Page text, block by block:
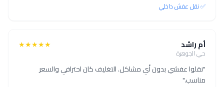
✅ نقل عفش داخلي
أم راشد
حي الجوهرة
★★★★★
"نقلوا عفشي بدون أي مشاكل. التغليف كان احترافي والسعر
مناسب."